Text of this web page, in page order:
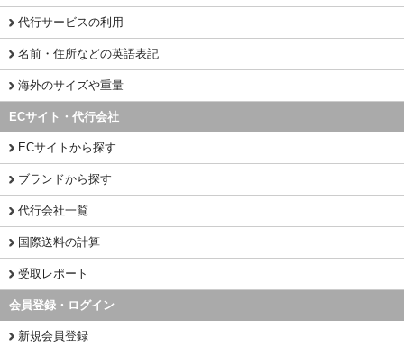
代行サービスの利用
名前・住所などの英語表記
海外のサイズや重量
ECサイト・代行会社
ECサイトから探す
ブランドから探す
代行会社一覧
国際送料の計算
受取レポート
会員登録・ログイン
新規会員登録